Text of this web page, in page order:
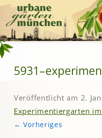
Veröffentlicht am 2.
Experimentiergarten im
← Vorheriges